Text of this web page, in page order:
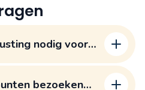
nodig voor
bezoeken